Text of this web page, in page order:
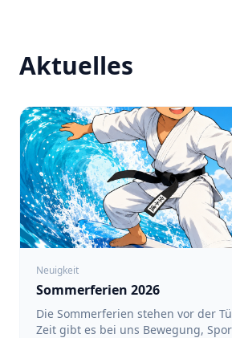
Aktuelles
Neuigkeit
Sommerferien 2026
Die Sommerferien stehen vor der
Zeit gibt es bei uns Bewegung,